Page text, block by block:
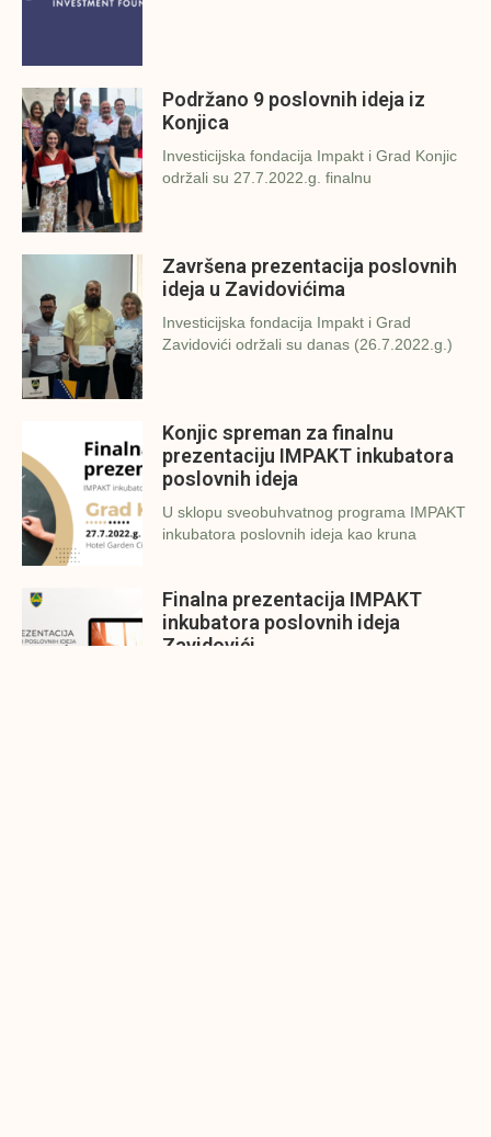
Podržano 9 poslovnih ideja iz
Konjica
Investicijska fondacija Impakt i Grad Konjic
održali su 27.7.2022.g. finalnu
Završena prezentacija poslovnih
ideja u Zavidovićima
Investicijska fondacija Impakt i Grad
Zavidovići održali su danas (26.7.2022.g.)
Konjic spreman za finalnu
prezentaciju IMPAKT inkubatora
poslovnih ideja
U sklopu sveobuhvatnog programa IMPAKT
inkubatora poslovnih ideja kao kruna
Finalna prezentacija IMPAKT
inkubatora poslovnih ideja
Zavidovići